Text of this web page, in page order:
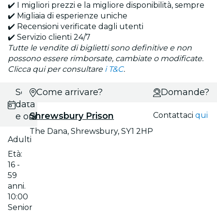
✔️ I migliori prezzi e la migliore disponibilità, sempre
✔️ Migliaia di esperienze uniche
✔️ Recensioni verificate dagli utenti
✔️ Servizio clienti 24/7
Tutte le vendite di biglietti sono definitive e non
possono essere rimborsate, cambiate o modificate.
Clicca qui per consultare i T&C.
Scegli
data
e ora
Adulti
Età:
16 -
59
anni.
10:00
Senior
Come arrivare?
Shrewsbury Prison
The Dana, Shrewsbury, SY1 2HP
Domande?
Contattaciqui